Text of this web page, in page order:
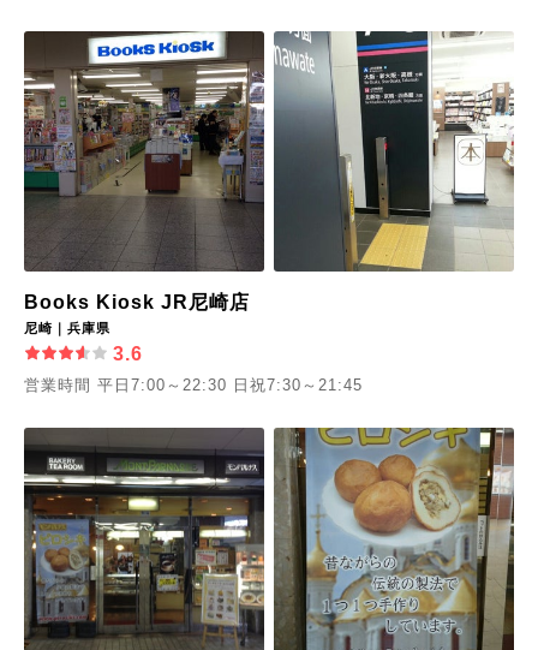
Books Kiosk JR尼崎店
尼崎｜兵庫県
3.6
営業時間 平日7:00～22:30 日祝7:30～21:45